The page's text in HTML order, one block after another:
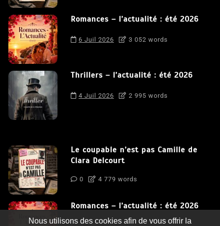
Romances – l’actualité : été 2026
6 Juil 2026 3 052 words
Thrillers – l’actualité : été 2026
4 Juil 2026 2 995 words
Le coupable n’est pas Camille de
Clara Delcourt
0 4 779 words
Romances – l’actualité : été 2026
Nous utilisons des cookies afin de vous offrir la